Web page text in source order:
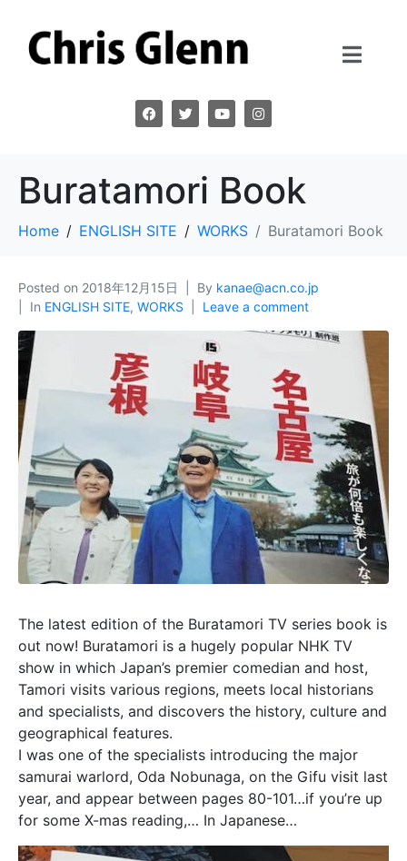
Buratamori Book
Home ENGLISH SITE WORKS Buratamori Book
Posted on 2018年12月15日 By kanae@acn.co.jp
In ENGLISH SITE, WORKS Leave a comment
The latest edition of the Buratamori TV series book is
out now! Buratamori is a hugely popular NHK TV
show in which Japan’s premier comedian and host,
Tamori visits various regions, meets local historians
and specialists, and discovers the history, culture and
geographical features.
I was one of the specialists introducing the major
samurai warlord, Oda Nobunaga, on the Gifu visit last
year, and appear between pages 80-101…if you’re up
for some X-mas reading,… In Japanese…